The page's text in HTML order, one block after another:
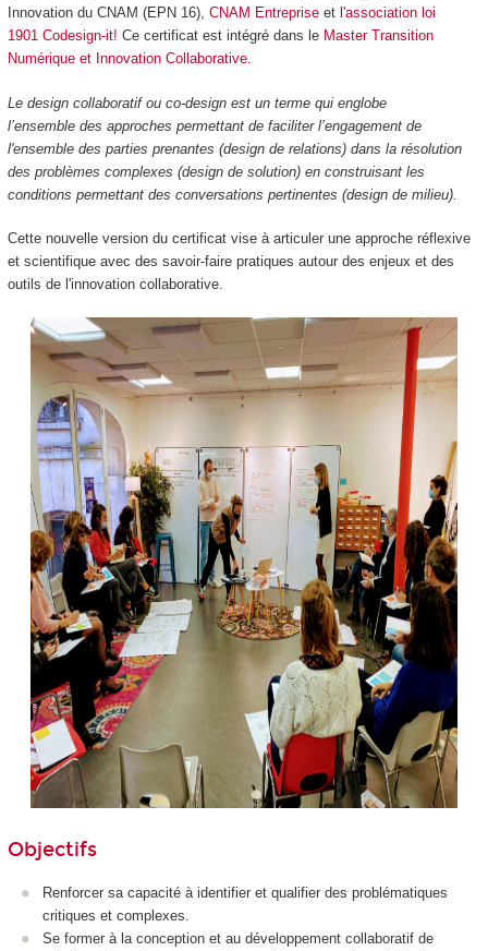
Innovation du CNAM (EPN 16), CNAM Entrepriseet l'association loi
1901 Codesign-it! Ce certificat est intégré dans le Master Transition
Numérique et Innovation Collaborative.
Le design collaboratif ou co-design est un terme qui englobe
l’ensemble des approches permettant de faciliter l’engagement de
l'ensemble des parties prenantes (design de relations) dans la résolution
des problèmes complexes (design de solution) en construisant les
conditions permettant des conversations pertinentes (design de milieu).
Cette nouvelle version du certificat vise à articuler une approche réflexive
et scientifique avec des savoir-faire pratiques autour des enjeux et des
outils de l'innovation collaborative.
Objectifs
Renforcer sa capacité à identifier et qualifier des problématiques
critiques et complexes.
Se former à la conception et au développement collaboratif de